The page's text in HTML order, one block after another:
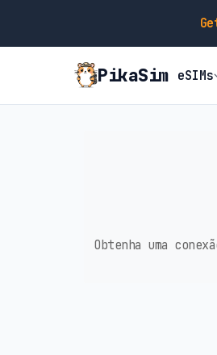
PikaSim eSIMs
Obtenha uma